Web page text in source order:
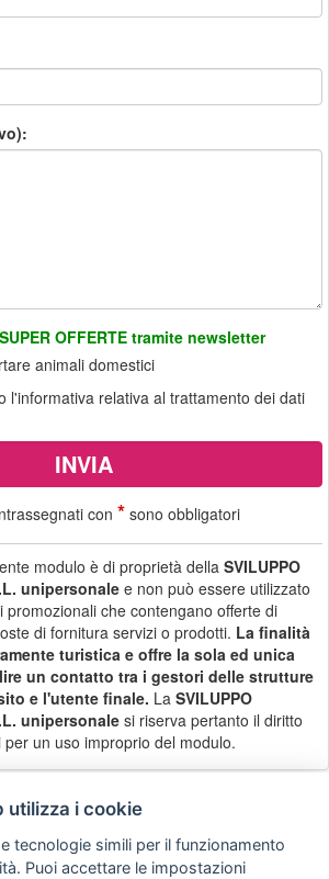
OFFERTE tramite newsletter
animali domestici
l'informativa relativa al trattamento dei dati
con *sono obbligatori
modulo è di proprietà della SVILUPPO
unipersonale e non può essere utilizzato
promozionali che contengano offerte di
di fornitura servizi o prodotti. La finalità
turistica e offre la sola ed unica
un contatto tra i gestori delle strutture
e l'utente finale. La SVILUPPO
unipersonale si riserva pertanto il diritto
un uso improprio del modulo.
Avviso
legale
Scrivici
utilizza i cookie
tecnologie simili per il funzionamento
Puoi accettare le impostazioni